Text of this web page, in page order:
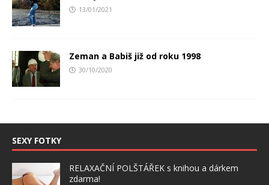
13/01/2021
Zeman a Babiš již od roku 1998
30/10/2020
SEXY FOTKY
RELAXAČNÍ POLŠTÁŘEK s knihou a dárkem
zdarma!